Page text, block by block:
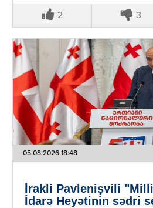
2 3
05.08.2026 18:48
İrakli Pavlenişvili "Milli
İdarə Heyətinin sədri